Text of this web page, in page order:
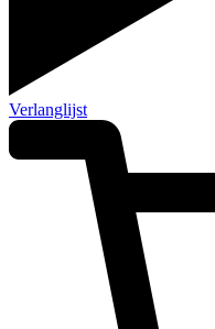
Verlanglijst